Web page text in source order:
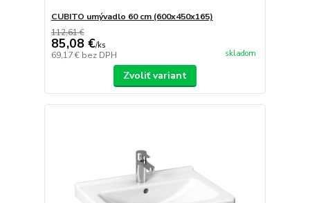
CUBITO umývadlo 60 cm (600x450x165)
112,61 €
85,08 €/ks
69,17 € bez DPH skladom
Zvoliť variant